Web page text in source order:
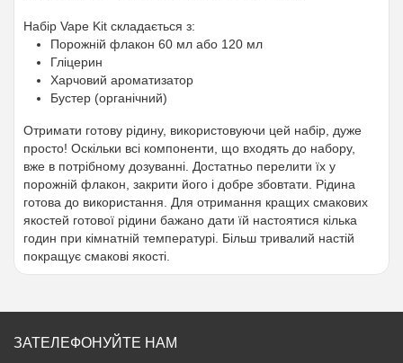
Набір Vape Kit складається з:
Порожній флакон 60 мл або 120 мл
Гліцерин
Харчовий ароматизатор
Бустер (органічний)
Отримати готову рідину, використовуючи цей набір, дуже
просто! Оскільки всі компоненти, що входять до набору,
вже в потрібному дозуванні. Достатньо перелити їх у
порожній флакон, закрити його і добре збовтати. Рідина
готова до використання. Для отримання кращих смакових
якостей готової рідини бажано дати їй настоятися кілька
годин при кімнатній температурі. Більш тривалий настій
покращує смакові якості.
ЗАТЕЛЕФОНУЙТЕ НАМ